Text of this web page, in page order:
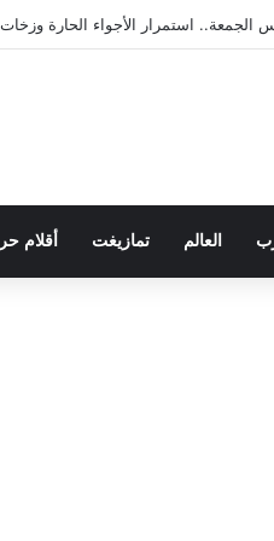
استمرار الأجواء الحارة
العالم تمازيغت أقلام